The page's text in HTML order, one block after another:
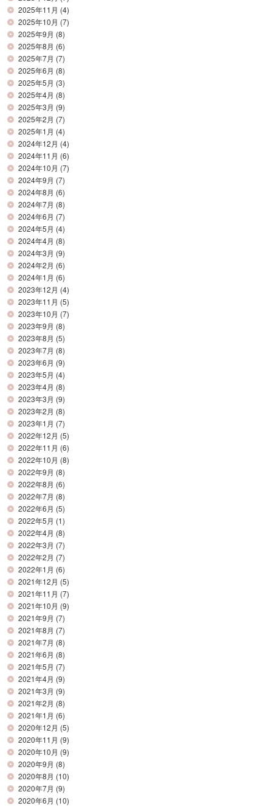
2025年11月 (4)
2025年10月 (7)
2025年9月 (8)
2025年8月 (6)
2025年7月 (7)
2025年6月 (8)
2025年5月 (3)
2025年4月 (8)
2025年3月 (9)
2025年2月 (7)
2025年1月 (4)
2024年12月 (4)
2024年11月 (6)
2024年10月 (7)
2024年9月 (7)
2024年8月 (6)
2024年7月 (8)
2024年6月 (7)
2024年5月 (4)
2024年4月 (8)
2024年3月 (9)
2024年2月 (6)
2024年1月 (6)
2023年12月 (4)
2023年11月 (5)
2023年10月 (7)
2023年9月 (8)
2023年8月 (5)
2023年7月 (8)
2023年6月 (9)
2023年5月 (4)
2023年4月 (8)
2023年3月 (9)
2023年2月 (8)
2023年1月 (7)
2022年12月 (5)
2022年11月 (6)
2022年10月 (8)
2022年9月 (8)
2022年8月 (6)
2022年7月 (8)
2022年6月 (5)
2022年5月 (1)
2022年4月 (8)
2022年3月 (7)
2022年2月 (7)
2022年1月 (6)
2021年12月 (5)
2021年11月 (7)
2021年10月 (9)
2021年9月 (7)
2021年8月 (7)
2021年7月 (8)
2021年6月 (8)
2021年5月 (7)
2021年4月 (9)
2021年3月 (9)
2021年2月 (8)
2021年1月 (6)
2020年12月 (5)
2020年11月 (9)
2020年10月 (9)
2020年9月 (8)
2020年8月 (10)
2020年7月 (9)
2020年6月 (10)